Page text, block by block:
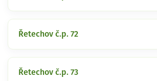
Řetechov č.p. 72
Řetechov č.p. 73